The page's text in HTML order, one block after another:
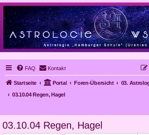
FAQ Kontakt
Startseite Portal Foren-Übersicht
03.10.04 Regen, Hagel
03.10.04 Regen, Hagel